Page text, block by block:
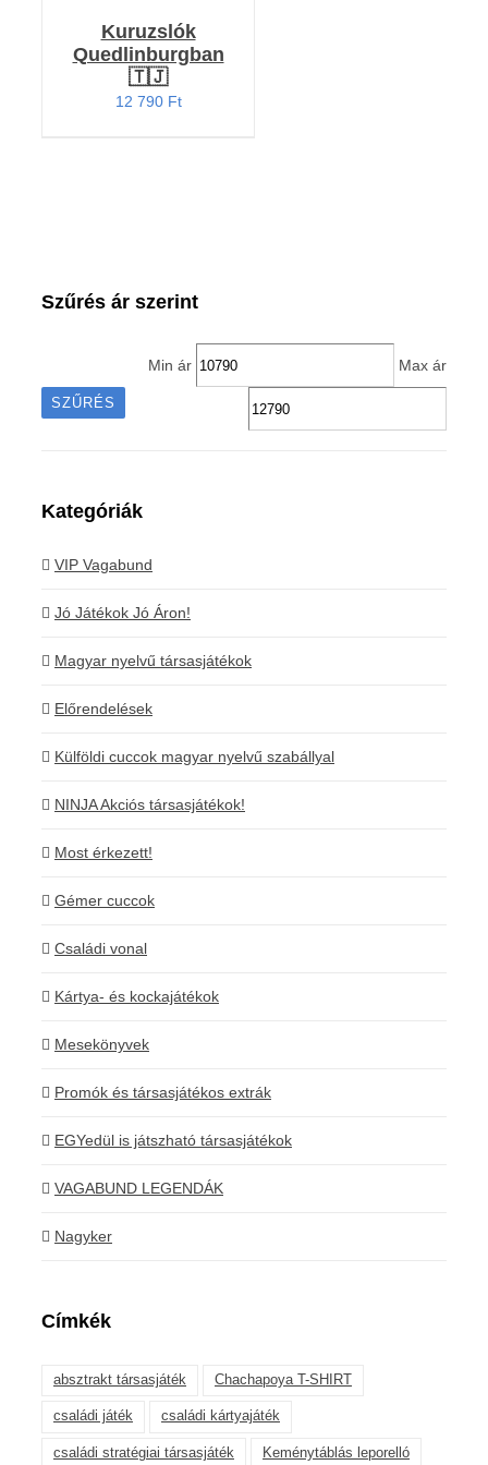
Kuruzslók
Quedlinburgban
🇹🇯
12 790 Ft
Szűrés ár szerint
Min ár Max ár
SZŰRÉS
Kategóriák
VIP Vagabund
Jó Játékok Jó Áron!
Magyar nyelvű társasjátékok
Előrendelések
Külföldi cuccok magyar nyelvű szabállyal
NINJA Akciós társasjátékok!
Most érkezett!
Gémer cuccok
Családi vonal
Kártya- és kockajátékok
Mesekönyvek
Promók és társasjátékos extrák
EGYedül is játszható társasjátékok
VAGABUND LEGENDÁK
Nagyker
Címkék
absztrakt társasjáték Chachapoya T-SHIRT
családi játék családi kártyajáték
családi stratégiai társasjáték Keménytáblás leporelló